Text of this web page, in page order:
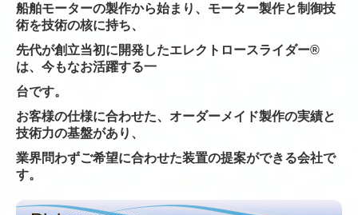
船舶モーターの製作から始まり、モーター製作と制御技
術を技術の核に持ち、
先代が創立当初に開発したエレクトロースライダー®
は、今もなお活躍する一
台です。
お客様の仕様に合わせた、オーダーメイド製作の実績と
技術力の基盤があり、
業界問わずご希望に合わせた装置の提案ができる会社で
す。